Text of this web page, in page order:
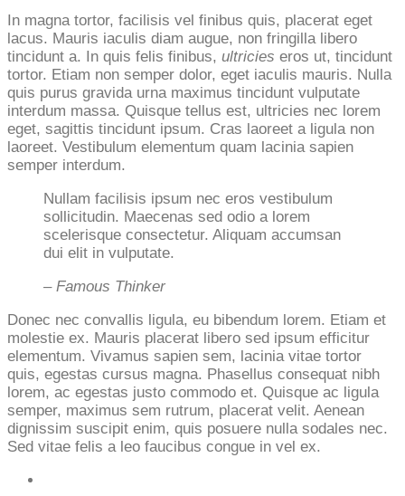
In magna tortor, facilisis vel finibus quis, placerat eget
lacus. Mauris iaculis diam augue, non fringilla libero
tincidunt a. In quis felis finibus, ultricies eros ut, tincidunt
tortor. Etiam non semper dolor, eget iaculis mauris. Nulla
quis purus gravida urna maximus tincidunt vulputate
interdum massa. Quisque tellus est, ultricies nec lorem
eget, sagittis tincidunt ipsum. Cras laoreet a ligula non
laoreet. Vestibulum elementum quam lacinia sapien
semper interdum.
Nullam facilisis ipsum nec eros vestibulum
sollicitudin. Maecenas sed odio a lorem
scelerisque consectetur. Aliquam accumsan
dui elit in vulputate.
– Famous Thinker
Donec nec convallis ligula, eu bibendum lorem. Etiam et
molestie ex. Mauris placerat libero sed ipsum efficitur
elementum. Vivamus sapien sem, lacinia vitae tortor
quis, egestas cursus magna. Phasellus consequat nibh
lorem, ac egestas justo commodo et. Quisque ac ligula
semper, maximus sem rutrum, placerat velit. Aenean
dignissim suscipit enim, quis posuere nulla sodales nec.
Sed vitae felis a leo faucibus congue in vel ex.